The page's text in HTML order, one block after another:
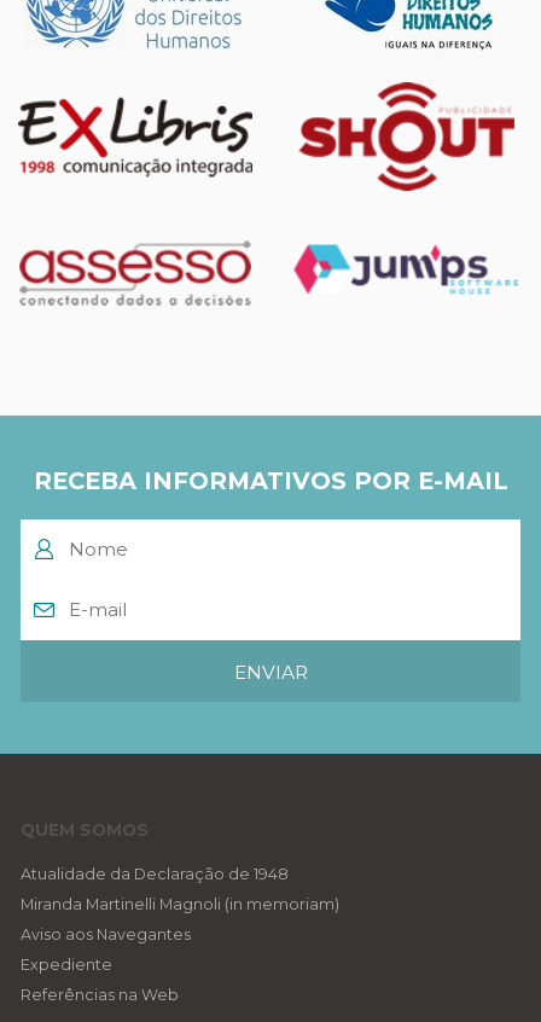
RECEBA INFORMATIVOS POR E-MAIL
QUEM SOMOS
Atualidade da Declaração de 1948
Miranda Martinelli Magnoli (in memoriam)
Aviso aos Navegantes
Expediente
Referências na Web